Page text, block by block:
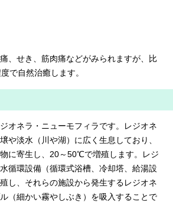
、せき、筋肉痛などがみられますが、比
で自然治癒します。
オネラ・ニューモフィラです。レジオネ
や淡水（川や湖）に広く生息しており、
に寄生し、20～50℃で増殖します。レジ
循環設備（循環式浴槽、冷却塔、給湯設
し、それらの施設から発生するレジオネ
（細かい霧やしぶき）を吸入することで